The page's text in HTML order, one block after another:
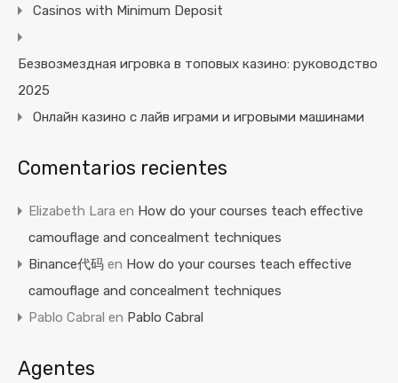
Casinos with Minimum Deposit
Безвозмездная игровка в топовых казино: руководство
2025
Онлайн казино с лайв играми и игровыми машинами
Comentarios recientes
Elizabeth Lara en How do your courses teach effective
camouflage and concealment techniques
Binance代码 en How do your courses teach effective
camouflage and concealment techniques
Pablo Cabral en Pablo Cabral
Agentes